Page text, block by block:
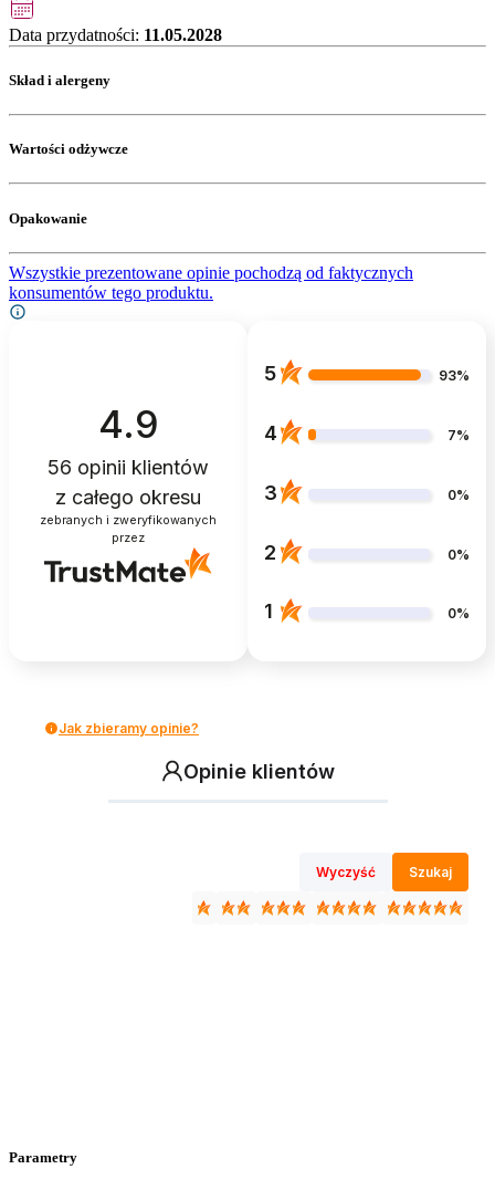
Data przydatności: 11.05.2028
Skład i alergeny
Wartości odżywcze
Opakowanie
Wszystkie prezentowane opinie pochodzą od faktycznych
konsumentów tego produktu.
4.9
56 opinii klientów
z całego okresu
zebranych i zweryfikowanych
przez
5 93%
4 7%
3 0%
2 0%
1 0%
Jak zbieramy opinie?
Opinie klientów
Wyczyść Szukaj
Parametry